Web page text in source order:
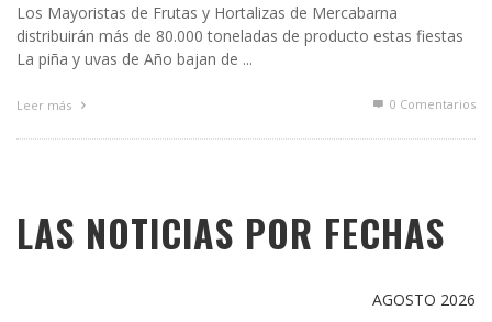
Los Mayoristas de Frutas y Hortalizas de Mercabarna
distribuirán más de 80.000 toneladas de producto estas fiestas
La piña y uvas de Año bajan de ...
Leer más 0 Comentarios
LAS NOTICIAS POR FECHAS
AGOSTO 2026